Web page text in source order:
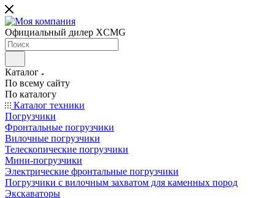
Официальный дилер XCMG
Каталог
По всему сайту
По каталогу
Каталог техники
Погрузчики
Фронтальные погрузчики
Вилочные погрузчики
Телескопические погрузчики
Мини-погрузчики
Электрические фронтальные погрузчики
Погрузчики с вилочным захватом для каменных пород
Экскаваторы